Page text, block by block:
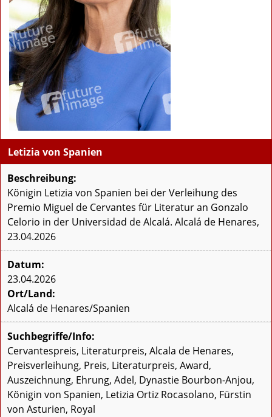
Letizia von Spanien
Beschreibung:
Königin Letizia von Spanien bei der Verleihung des
Premio Miguel de Cervantes für Literatur an Gonzalo
Celorio in der Universidad de Alcalá. Alcalá de Henares,
23.04.2026
Datum:
23.04.2026
Ort/Land:
Alcalá de Henares/Spanien
Suchbegriffe/Info:
Cervantespreis, Literaturpreis, Alcala de Henares,
Preisverleihung, Preis, Literaturpreis, Award,
Auszeichnung, Ehrung, Adel, Dynastie Bourbon-Anjou,
Königin von Spanien, Letizia Ortiz Rocasolano, Fürstin
von Asturien, Royal